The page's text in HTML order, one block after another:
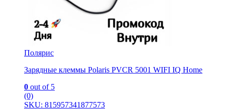
Полярис
Зарядные клеммы Pоlaris PVCR 5001 WIFI IQ Нome
0 out of 5
(0)
SKU: 815957341877573